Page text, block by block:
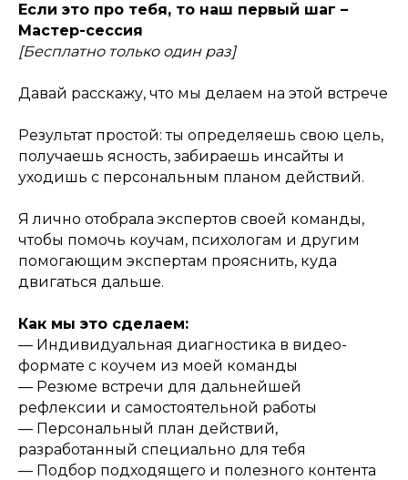
Если это про тебя, то наш первый шаг –
Мастер-сессия
[Бесплатно только один раз]
Давай расскажу, что мы делаем на этой встрече
Результат простой: ты определяешь свою цель,
получаешь ясность, забираешь инсайты и
уходишь с персональным планом действий.
Я лично отобрала экспертов своей команды,
чтобы помочь коучам, психологам и другим
помогающим экспертам прояснить, куда
двигаться дальше.
Как мы это сделаем:
— Индивидуальная диагностика в видео-
формате с коучем из моей команды
— Резюме встречи для дальнейшей
рефлексии и самостоятельной работы
— Персональный план действий,
разработанный специально для тебя
— Подбор подходящего и полезного контента